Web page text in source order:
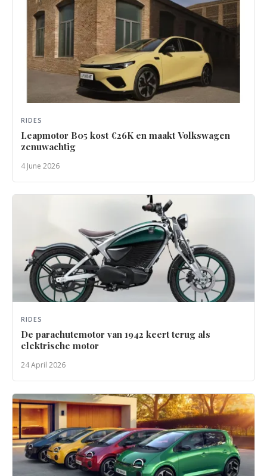
RIDES
Leapmotor B05 kost €26K en maakt Volkswagen
zenuwachtig
4 June 2026
RIDES
De parachutemotor van 1942 keert terug als
elektrische motor
24 April 2026